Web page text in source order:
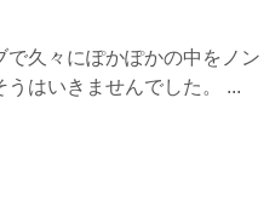
久々にぽかぽかの中をノン
はいきませんでした。 ...